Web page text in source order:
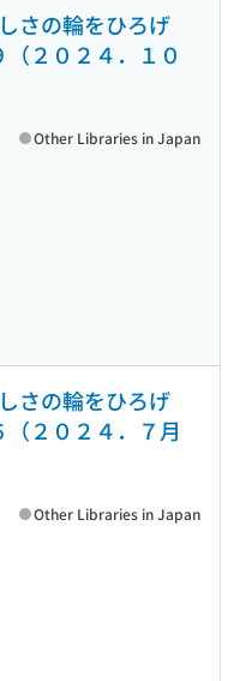
さの輪をひろげ
２０２４．１０
Other Libraries in Japan
さの輪をひろげ
２０２４．７月
Other Libraries in Japan